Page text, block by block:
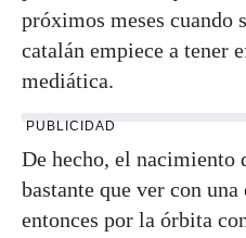
próximos meses cuando
catalán empiece a tener
mediática.
PUBLICIDAD
De hecho, el nacimiento
bastante que ver con
entonces por la órbita